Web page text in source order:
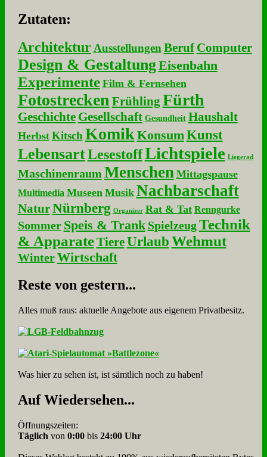
Zu­ta­ten:
Architektur Ausstellungen Beruf Computer
Design & GestaltungEisenbahn
Experimente Film & Fernsehen
Fotostrecken Frühling Fürth
Geschichte Gesellschaft Gesundheit Haushalt
Herbst Kitsch Komik KonsumKunst
LebensartLesestoffLichtspiele Liegerad
Maschinenraum Menschen Mittagspause
Multimedia Museen Musik Nachbarschaft
NaturNürnberg Organizer Rat & Tat Renngurke
Sommer Speis & Trank Spielzeug Technik
& Apparate Tiere UrlaubWehmut
Winter Wirtschaft
Re­ste von ge­stern...
Alles muß raus: aktuelle An­ge­bo­te aus eigenem Privatbesitz.
Was hier zu sehen ist, ist sämt­lich noch zu haben!
Auf Wie­der­se­hen...
Öffnungszeiten:
Täglich von 0:00bis 24:00 Uhr